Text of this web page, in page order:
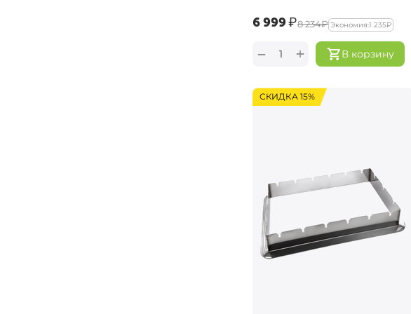
‍6 999‍₽‍8 234‍₽ Экономия:‍1 235‍₽
В корзину
+
−
СКИДКА 15%